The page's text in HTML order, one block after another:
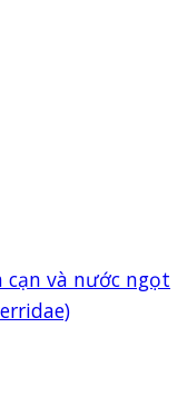
cạn và nước ngọt